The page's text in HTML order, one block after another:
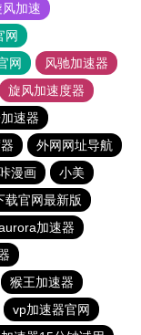
风加速
网
网
风驰加速器
旋风加速度器
速器
外网网址导航
漫画
小美
载官网最新版
加速器
猴王加速器
vp加速器官网